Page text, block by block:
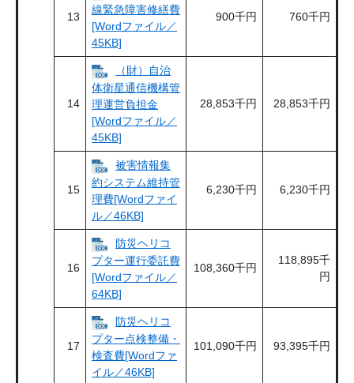
13
線緊急障害修繕費
[Wordファイル／
45KB]
900千円 760千円
14
（財）自治
体衛星通信機構管
理運営負担金
[Wordファイル／
45KB]
28,853千円 28,853千円
15
被害情報集
約システム維持管
理費[Wordファイ
ル／46KB]
6,230千円 6,230千円
16
防災ヘリコ
プター運行委託費
[Wordファイル／
64KB]
108,360千円
118,895千
円
17
防災ヘリコ
プター点検整備・
検査費[Wordファ
イル／46KB]
101,090千円 93,395千円